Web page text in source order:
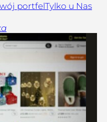
portfelTylko u Nas